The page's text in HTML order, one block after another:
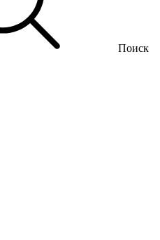
Поиск